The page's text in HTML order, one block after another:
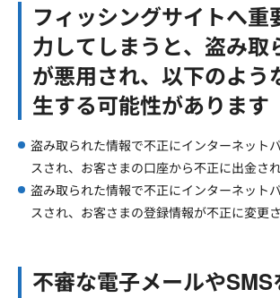
フィッシングサイトへ重
力してしまうと、盗み取
が悪用され、以下のよう
生する可能性があります
盗み取られた情報で不正にインターネット
スされ、お客さまの口座から不正に出金さ
盗み取られた情報で不正にインターネット
スされ、お客さまの登録情報が不正に変更
不審な電子メールやSMS